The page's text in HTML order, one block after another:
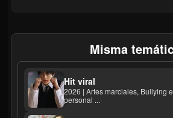
Misma
Hit viral
2026 | Artes marciales, Bullying
personal ...